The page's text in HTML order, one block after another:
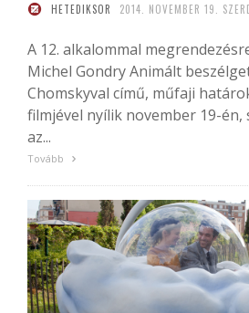
HETEDIKSOR 2014. NOVEMBER 19.
A 12. alkalommal
Michel Gondry Animált
Chomskyval című, műfaji
filmjével nyílik november 19-
az...
Tovább